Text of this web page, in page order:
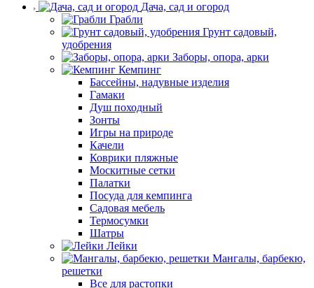
Дача, сад и огород
Грабли
Грунт садовый,
удобрения
Заборы, опора, арки
Кемпинг
Бассейны, надувные изделия
Гамаки
Душ походный
Зонты
Игры на природе
Качели
Коврики пляжные
Москитные сетки
Палатки
Посуда для кемпинга
Садовая мебель
Термосумки
Шатры
Лейки
Мангалы, барбекю,
решетки
Все для растопки